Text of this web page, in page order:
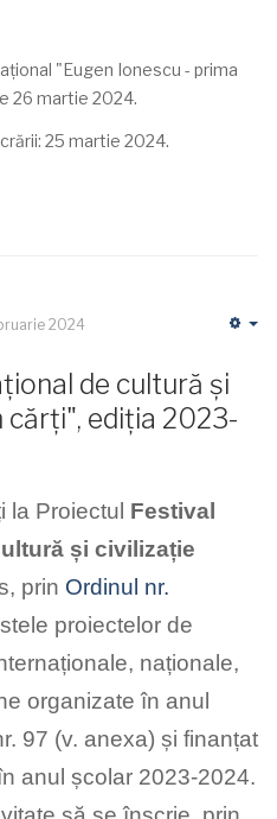
"Eugen Ionescu - prima
26 martie 2024.
25 martie 2024.
2024
de cultură și
cărți", ediția 2023-
la Proiectul Festival
și civilizație
prin Ordinul nr.
proiectelor de
naționale,
organizate în anul
97 (v. anexa) și finanțat
anul școlar 2023-2024.